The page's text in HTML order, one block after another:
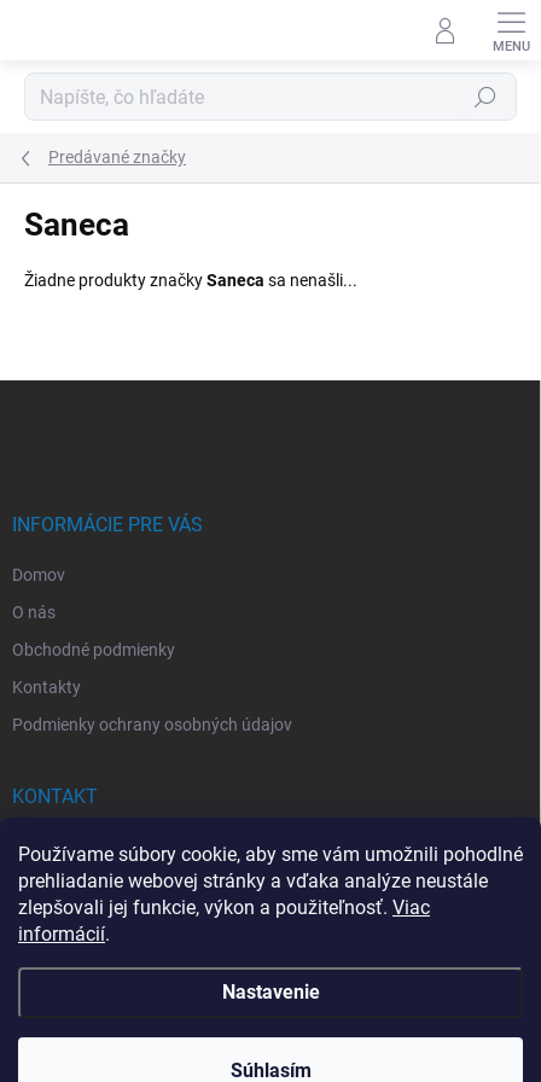
Používame súbory cookie, aby sme vám umožnili pohodlné
prehliadanie webovej stránky a vďaka analýze neustále
zlepšovali jej funkcie, výkon a použiteľnosť. Viac
informácií.
Nastavenie
Súhlasím
Hľadať
Predávané značky
Saneca
Žiadne produkty značkySaneca sa nenašli...
INFORMÁCIE PRE VÁS
Domov
O nás
Obchodné podmienky
Kontakty
Podmienky ochrany osobných údajov
KONTAKT
info@drogerkovo.sk
Copyright 2026Drogerkovo. Všetky práva vyhradené.Upraviť nastavenie
cookies